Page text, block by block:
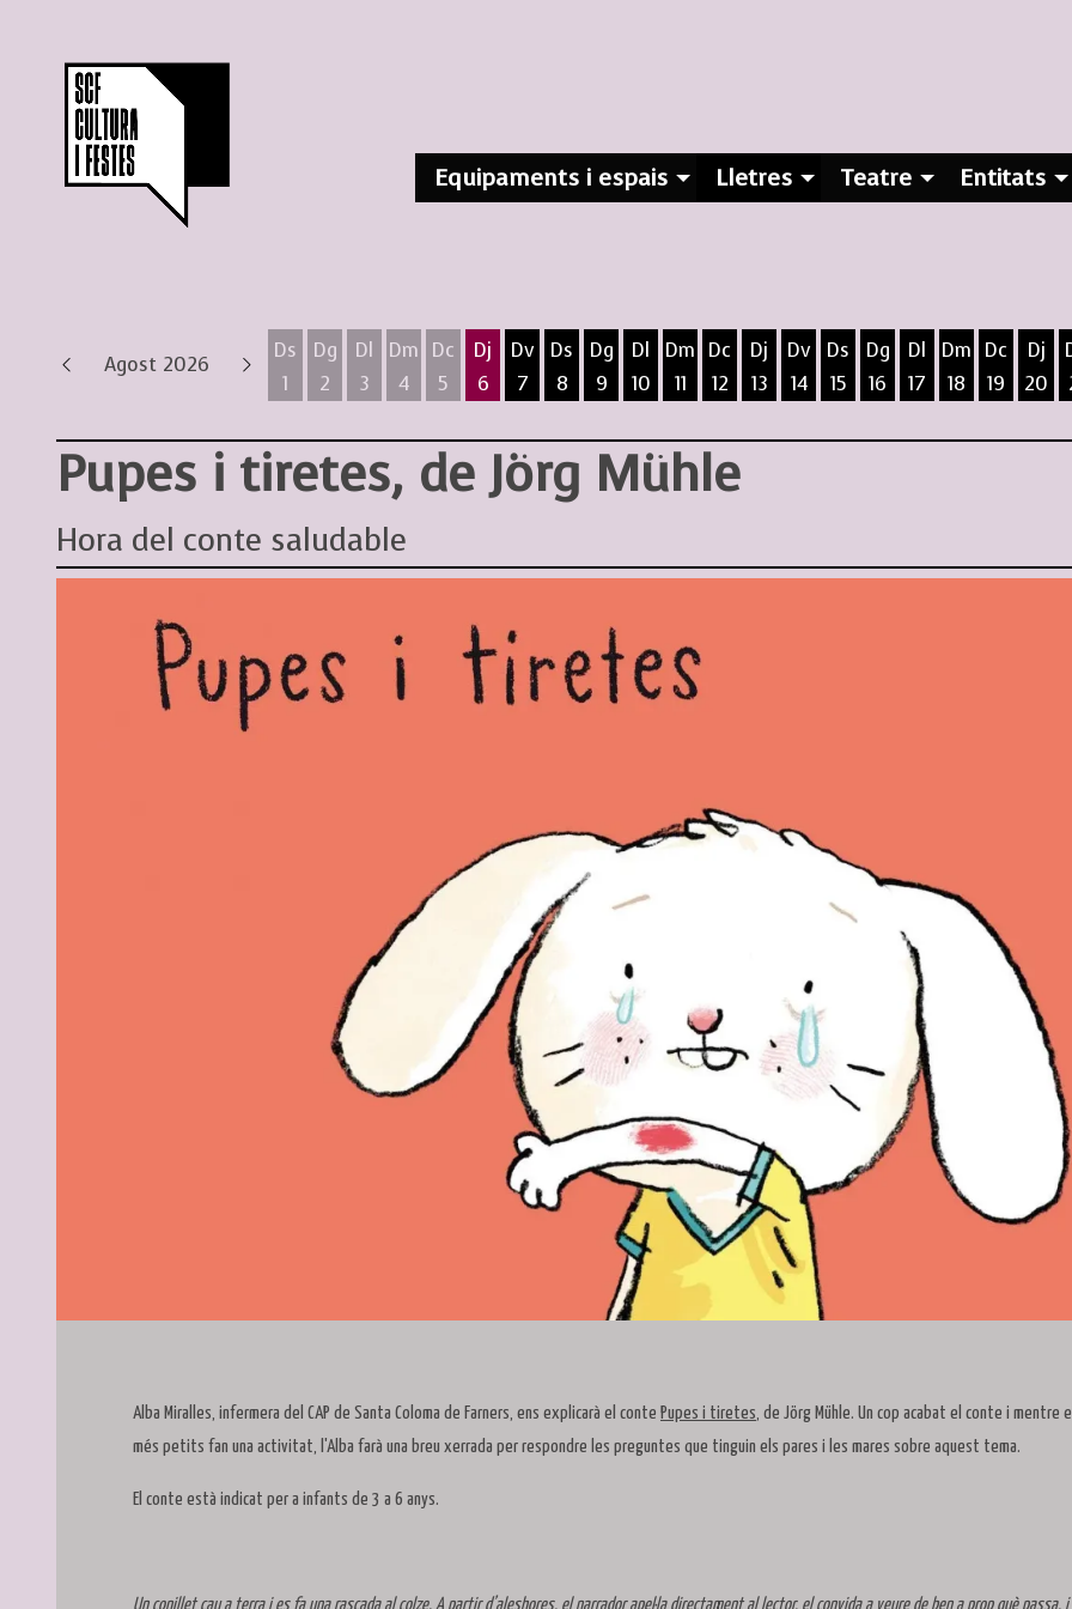
Equipaments i espais Lletres Teatre Entitats
Agost 2026
Ds
1
Dg
2
Dl
3
Dm
4
Dc
5
Dj
6
Dv
7
Ds
8
Dg
9
Dl
10
Dm
11
Dc
12
Dj
13
Dv
14
Ds
15
Dg
16
Dl
17
Dm
18
Dc
19
Dj
20
Pupes i tiretes, de Jörg Mühle
Hora del conte saludable
Alba Miralles, infermera del CAP de Santa Coloma de Farners, ens explicarà el conte Pupes i tiretes, de Jörg Mühle. Un cop acabat el conte i mentre
més petits fan una activitat, l'Alba farà una breu xerrada per respondre les preguntes que tinguin els pares i les mares sobre aquest tema.
El conte està indicat per a infants de 3 a 6 anys.
Un conillet cau a terra i es fa una rascada al colze. A partir d’aleshores, el narrador apel·la directament al lector, el convida a veure de ben a prop què passa,